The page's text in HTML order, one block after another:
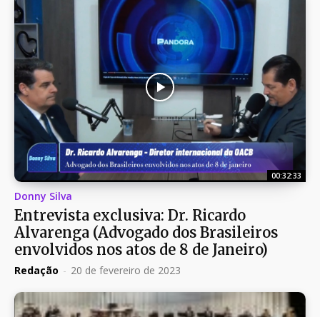
00:32:33
Donny Silva
Entrevista exclusiva: Dr. Ricardo
Alvarenga (Advogado dos Brasileiros
envolvidos nos atos de 8 de Janeiro)
Redação - 20 de fevereiro de 2023